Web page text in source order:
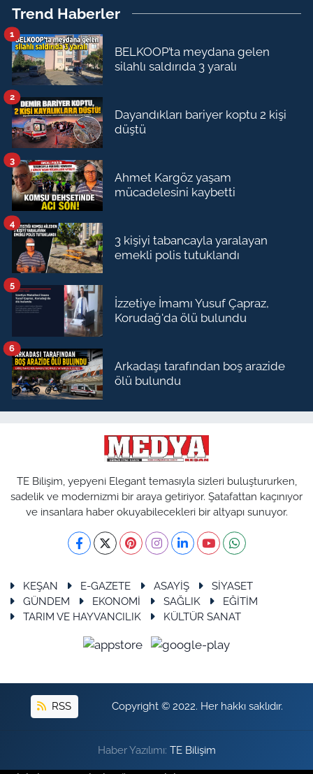
Trend Haberler
BELKOOP’ta meydana gelen
silahlı saldırıda 3 yaralı
1
Dayandıkları bariyer koptu 2 kişi
düştü
2
Ahmet Kargöz yaşam
mücadelesini kaybetti
3
3 kişiyi tabancayla yaralayan
emekli polis tutuklandı
4
İzzetiye İmamı Yusuf Çapraz,
Korudağ'da ölü bulundu
5
Arkadaşı tarafından boş arazide
ölü bulundu
6
TE Bilişim, yepyeni Elegant temasıyla sizleri buluştururken,
sadelik ve modernizmi bir araya getiriyor. Şatafattan kaçınıyor
ve insanlara haber okuyabilecekleri bir altyapı sunuyor.
KEŞAN E-GAZETE ASAYİŞ
SİYASET
GÜNDEM
EKONOMİ SAĞLIK
EĞİTİM
TARIM VE HAYVANCILIK
KÜLTÜR SANAT
RSS Copyright © 2022. Her hakkı saklıdır.
Haber Yazılımı: TE Bilişim